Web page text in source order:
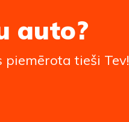
auto?
tieši Tev!